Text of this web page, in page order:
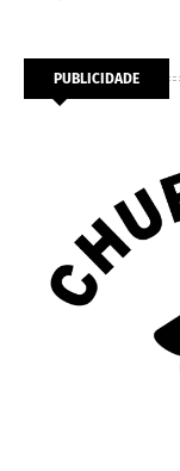
PUBLICIDADE